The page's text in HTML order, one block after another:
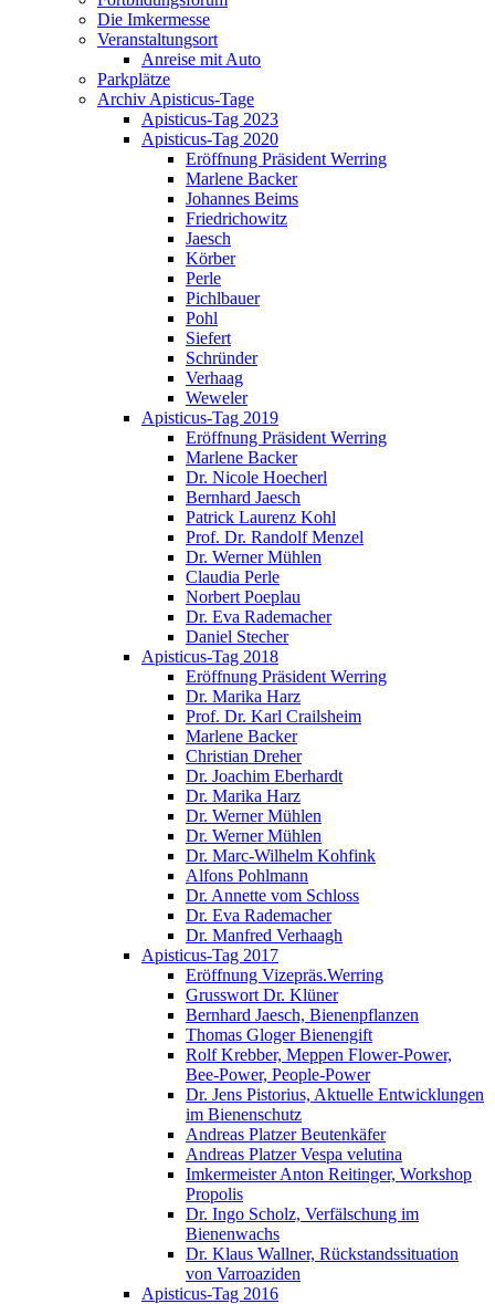
Die Imkermesse
Veranstaltungsort
Anreise mit Auto
Parkplätze
Archiv Apisticus-Tage
Apisticus-Tag 2023
Apisticus-Tag 2020
Eröffnung Präsident Werring
Marlene Backer
Johannes Beims
Friedrichowitz
Jaesch
Körber
Perle
Pichlbauer
Pohl
Siefert
Schründer
Verhaag
Weweler
Apisticus-Tag 2019
Eröffnung Präsident Werring
Marlene Backer
Dr. Nicole Hoecherl
Bernhard Jaesch
Patrick Laurenz Kohl
Prof. Dr. Randolf Menzel
Dr. Werner Mühlen
Claudia Perle
Norbert Poeplau
Dr. Eva Rademacher
Daniel Stecher
Apisticus-Tag 2018
Eröffnung Präsident Werring
Dr. Marika Harz
Prof. Dr. Karl Crailsheim
Marlene Backer
Christian Dreher
Dr. Joachim Eberhardt
Dr. Marika Harz
Dr. Werner Mühlen
Dr. Werner Mühlen
Dr. Marc-Wilhelm Kohfink
Alfons Pohlmann
Dr. Annette vom Schloss
Dr. Eva Rademacher
Dr. Manfred Verhaagh
Apisticus-Tag 2017
Eröffnung Vizepräs.Werring
Grusswort Dr. Klüner
Bernhard Jaesch, Bienenpflanzen
Thomas Gloger Bienengift
Rolf Krebber, Meppen Flower-Power,
Bee-Power, People-Power
Dr. Jens Pistorius, Aktuelle Entwicklungen
im Bienenschutz
Andreas Platzer Beutenkäfer
Andreas Platzer Vespa velutina
Imkermeister Anton Reitinger, Workshop
Propolis
Dr. Ingo Scholz, Verfälschung im
Bienenwachs
Dr. Klaus Wallner, Rückstandssituation
von Varroaziden
Apisticus-Tag 2016